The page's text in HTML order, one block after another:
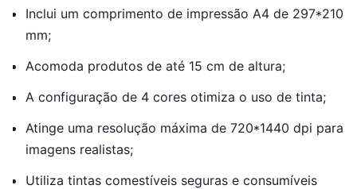
Inclui um comprimento de impressão A4 de 297*210
mm;
Acomoda produtos de até 15 cm de altura;
A configuração de 4 cores otimiza o uso de tinta;
Atinge uma resolução máxima de 720*1440 dpi para
imagens realistas;
Utiliza tintas comestíveis seguras e consumíveis